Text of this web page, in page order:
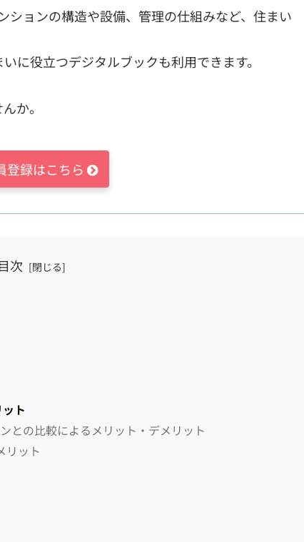
ションの構造や設備、管理の仕組みなど、住まい
に役立つデジタルブックも利用できます。
か。
登録はこちら
次
ト
との比較によるメリット・デメリット
リット